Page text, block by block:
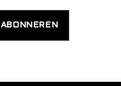
ABONNEREN